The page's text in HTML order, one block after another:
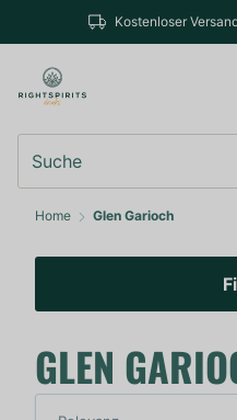
Kostenloser Versand
Home Glen Garioch
GLEN